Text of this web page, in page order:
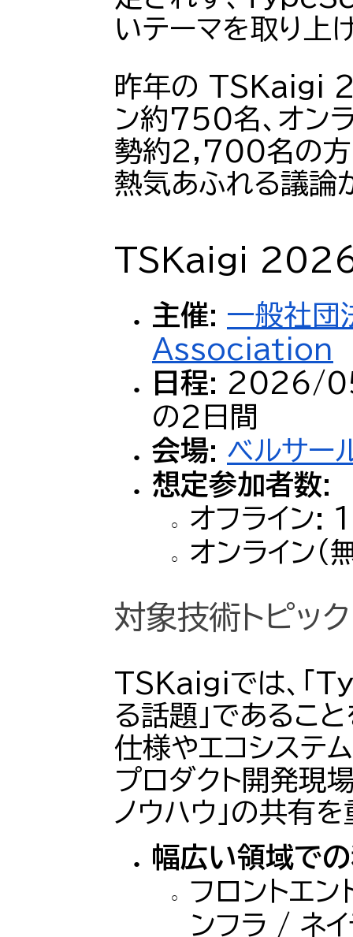
いテーマを取り上
昨年の TSKaigi
ン約750名、オン
勢約2,700名の方
熱気あふれる議論
TSKaigi 2026
主催: 一般社
Association
日程: 2026/
の2日間
会場: ベルサー
想定参加者数:
オフライン:
オンライン
対象技術トピック
TSKaigiでは、「
る話題」であるこ
仕様やエコシステ
プロダクト開発現
ノウハウ」の共有
幅広い領域で
フロントエ
ンフラ / ネ